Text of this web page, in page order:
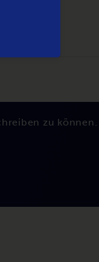
zu können.